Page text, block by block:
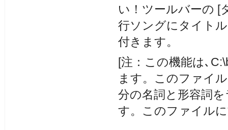
い！ツールバーの [
行ソングにタイト
付きます。
[注：この機能は､
ます。このファイ
分の名詞と形容詞
す。このファイル